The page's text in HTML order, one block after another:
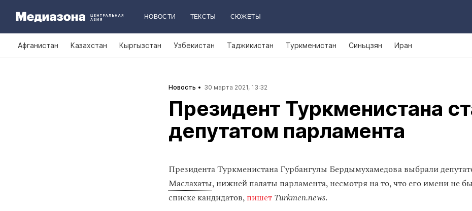
НОВОСТИ ТЕКСТЫ СЮЖЕТЫ
Афганистан Казахстан Кыргызстан Узбекистан Таджикистан Туркменистан Синьцзян Иран
Новость 30 марта 2021, 13:32
Президент Туркменистана
депутатом парламента
Президента Туркменистана Гурбангулы Бердымухамедова выбрали
Маслахаты, нижней палаты парламента, несмотря на то, что его имени не
списке кандидатов,пишетTurkmen.news.